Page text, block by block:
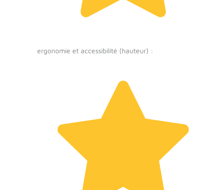
ergonomie et accessibilité (hauteur) :